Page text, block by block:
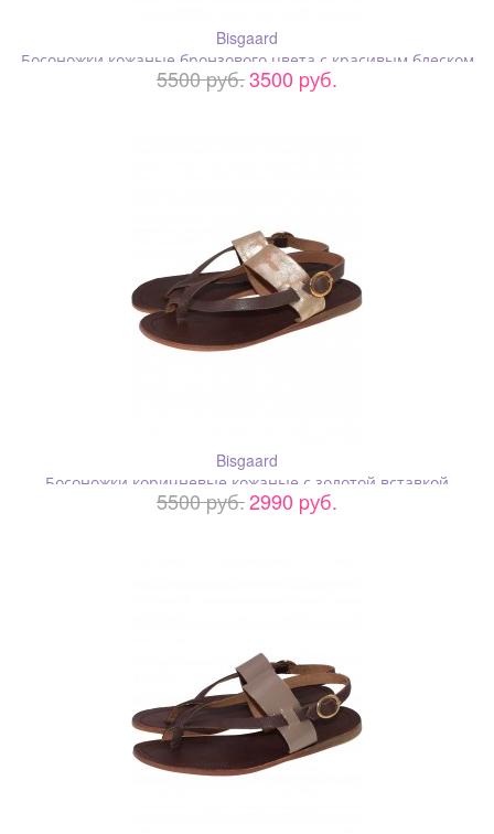
Bisgaard
Босоножки кожаные бронзового цвета с красивым блеском
5500 pуб.3500 pуб.
Bisgaard
Босоножки коричневые кожаные с золотой вставкой
"змеиный принт"
5500 pуб.2990 pуб.